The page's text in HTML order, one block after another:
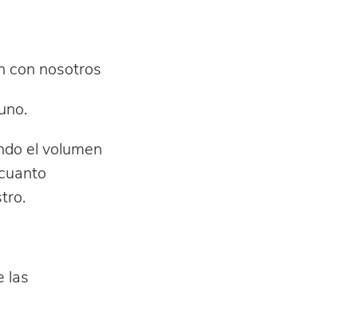
con nosotros
el volumen
las